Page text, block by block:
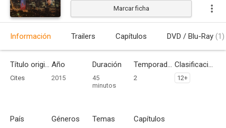
Marcar ficha
Información Trailers Capítulos DVD / Blu-Ray (1)
Título original
Cites
Año
2015
Duración
45
minutos
Temporadas
2
Clasificación por edades
12+
País Géneros Temas Capítulos